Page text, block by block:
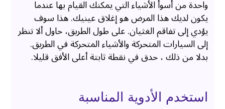
واحدة من أسوأ الأشياء التي يمكنك القيام بها عندما
يكون لديك هذا المرض هو إغلاق عينيك. هذا سوف
يؤدي إلى تفاقم الغثيان. على طول الطريق، حاول ألا تنظر
إلى السيارات المتحركة والأشياء المتحركة في الطريق.
بدلا من ذلك ، حدق في نقطة ثابتة أعلى الأفق قليلا.
استخدم الأدوية المناسبة